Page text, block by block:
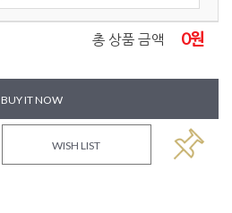
총 상품 금액 0원
BUY IT NOW
WISH LIST